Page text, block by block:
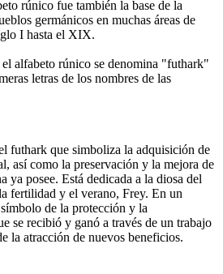
rúnico fue también la base de la
germánicos en muchas áreas de
I hasta el XIX.
alfabeto rúnico se denomina "futhark"
letras de los nombres de las
futhark que simboliza la adquisición de
así como la preservación y la mejora de
ya posee. Está dedicada a la diosa del
fertilidad y el verano, Frey. En un
de la protección y la
se recibió y ganó a través de un trabajo
la atracción de nuevos beneficios.